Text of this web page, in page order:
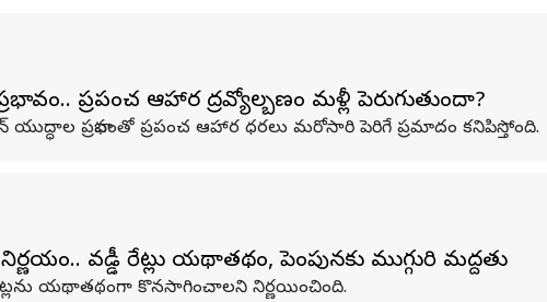
ప్రపంచ ఆహార ద్రవ్యోల్బణం మళ్లీ పెరుగుతుందా?
ప్రభావంతో ప్రపంచ ఆహార ధరలు మరోసారి పెరిగే ప్రమాదం కనిపిస్తోంది.
వడ్డీ రేట్లు యథాతథం, పెంపునకు ముగ్గురి మద్దతు
యథాతథంగా కొనసాగించాలని నిర్ణయించింది.